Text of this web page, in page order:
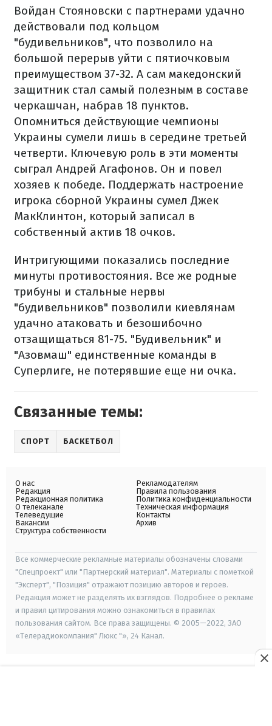
Войдан Стояновски с партнерами удачно
действовали под кольцом
"будивельников", что позволило на
большой перерыв уйти с пятиочковым
преимуществом 37-32. А сам македонский
защитник стал самый полезным в составе
черкашчан, набрав 18 пунктов.
Опомниться действующие чемпионы
Украины сумели лишь в середине третьей
четверти. Ключевую роль в эти моменты
сыграл Андрей Агафонов. Он и повел
хозяев к победе. Поддержать настроение
игрока сборной Украины сумел Джек
МакКлинтон, который записал в
собственный актив 18 очков.
Интригующими показались последние
минуты противостояния. Все же родные
трибуны и стальные нервы
"будивельников" позволили киевлянам
удачно атаковать и безошибочно
отзащищаться 81-75. "Будивельник" и
"Азовмаш" единственные команды в
Суперлиге, не потерявшие еще ​​ни очка.
Связанные темы:
СПОРТ БАСКЕТБОЛ
О нас
Редакция
Редакционная политика
О телеканале
Телеведущие
Вакансии
Структура собственности
Рекламодателям
Правила пользования
Политика конфиденциальности
Техническая информация
Контакты
Архив
Все коммерческие рекламные материалы обозначены словами
"Спецпроект" или "Партнерский материал". Материалы с пометкой
"Эксперт", "Позиция" отражают позицию авторов и героев.
Редакция может не разделять их взглядов. Подробнее о рекламе
и правил цитирования можно ознакомиться в правилах
пользования сайтом. Все права защищены. © 2005—2022, ЗАО
«Телерадиокомпания" Люкс "», 24 Канал.